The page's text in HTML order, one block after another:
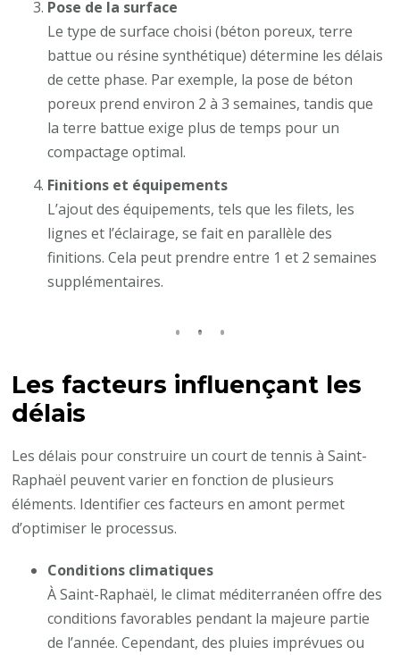
Pose de la surface
Le type de surface choisi (béton poreux, terre
battue ou résine synthétique) détermine les délais
de cette phase. Par exemple, la pose de béton
poreux prend environ 2 à 3 semaines, tandis que
la terre battue exige plus de temps pour un
compactage optimal.
Finitions et équipements
L’ajout des équipements, tels que les filets, les
lignes et l’éclairage, se fait en parallèle des
finitions. Cela peut prendre entre 1 et 2 semaines
supplémentaires.
Les facteurs influençant les
délais
Les délais pour construire un court de tennis à Saint-
Raphaël peuvent varier en fonction de plusieurs
éléments. Identifier ces facteurs en amont permet
d’optimiser le processus.
Conditions climatiques
À Saint-Raphaël, le climat méditerranéen offre des
conditions favorables pendant la majeure partie
de l’année. Cependant, des pluies imprévues ou